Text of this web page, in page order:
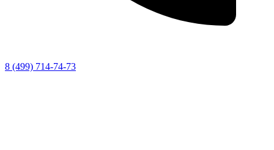
8 (499) 714-74-73